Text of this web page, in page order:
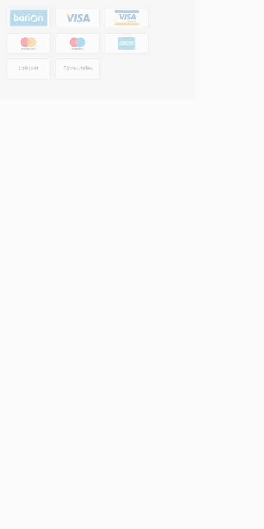
Utánvét Előre utalás